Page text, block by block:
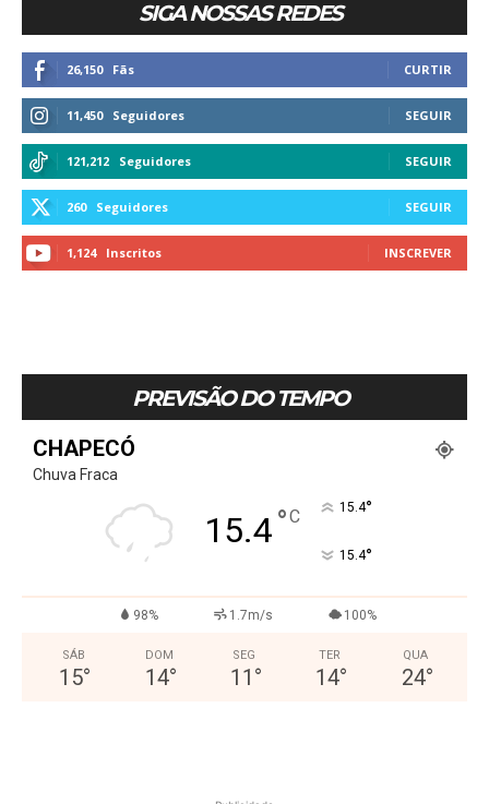
SIGA NOSSAS REDES
26,150 Fãs CURTIR
11,450 Seguidores SEGUIR
121,212 Seguidores SEGUIR
260 Seguidores SEGUIR
1,124 Inscritos INSCREVER
PREVISÃO DO TEMPO
CHAPECÓ
Chuva Fraca
15.4°C 15.4°
15.4°
98% 1.7m/s 100%
SÁB
15°
DOM
14°
SEG
11 °
TER
14°
QUA
24°